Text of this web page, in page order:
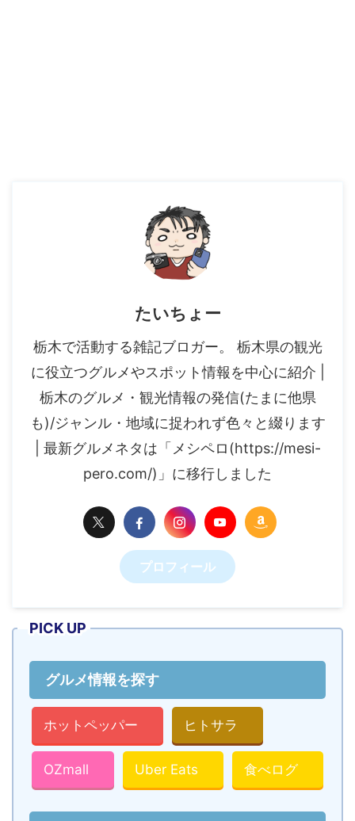
たいちょー
栃木で活動する雑記ブロガー。 栃木県の観光
に役立つグルメやスポット情報を中心に紹介 |
栃木のグルメ・観光情報の発信(たまに他県
も)/ジャンル・地域に捉われず色々と綴ります
| 最新グルメネタは「メシペロ(https://mesi-
pero.com/)」に移行しました
プロフィール
PICK UP
グルメ情報を探す
ホットペッパー ヒトサラ
OZmall Uber Eats 食べログ